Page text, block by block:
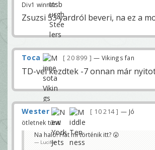
Div1 winner
Zsuzsi 53 yardról beveri, na ez a
Toca 20 899 — Vikings fan
TD-vel kezdtek -7 onnan már
Wester 10 214
— Jó
ötletnek tűnt!
Na halo! Hát mi történik itt? 😮
Lucifer